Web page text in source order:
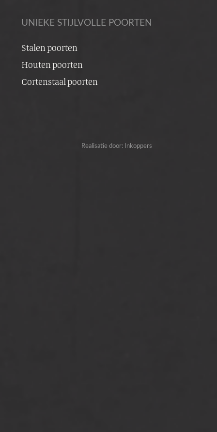
UNIEKE STIJLVOLLE POORTEN
Stalen poorten
Houten poorten
Cortenstaal poorten
Realisatie door: Inkoppers